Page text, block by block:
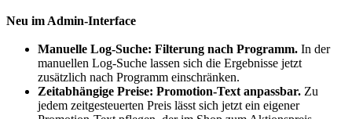
Neu im Admin-Interface
Manuelle Log-Suche: Filterung nach Programm. In der
manuellen Log-Suche lassen sich die Ergebnisse jetzt
zusätzlich nach Programm einschränken.
Zeitabhängige Preise: Promotion-Text anpassbar. Zu
jedem zeitgesteuerten Preis lässt sich jetzt ein eigener